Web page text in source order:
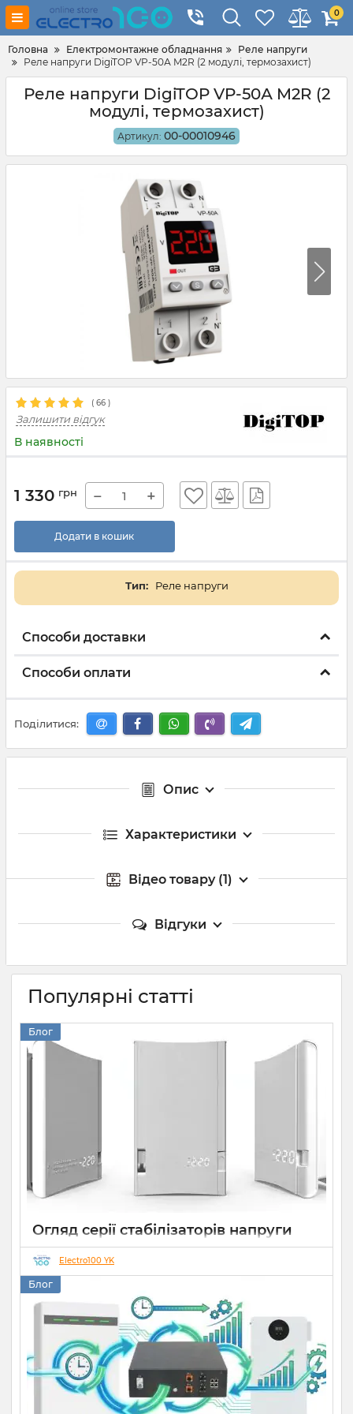
0
Головна Електромонтажне обладнання
Реле напруги
Реле напруги DigiTOP VP-50А M2R (2 модулі, термозахист)
Реле напруги DigiTOP VP-50А M2R (2
модулі, термозахист)
Артикул: 00-00010946
( 66 )
Залишити відгук
В наявності
1 330 грн − +
Додати в кошик
Тип: Реле напруги
Способи доставки
Способи оплати
Поділитися:
Опис
Характеристики
Відео товару (1)
Відгуки
Популярні статті
Блог
Огляд серії стабілізаторів напруги
Елекс АНТС: більше ніж просто
захист
22 07 2026
Electro100 YK
Блог